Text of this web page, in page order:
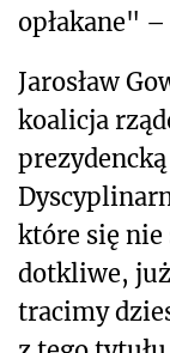
opłakane"
Jarosław
koalicja
które się nie
dotkliwe,
tracimy